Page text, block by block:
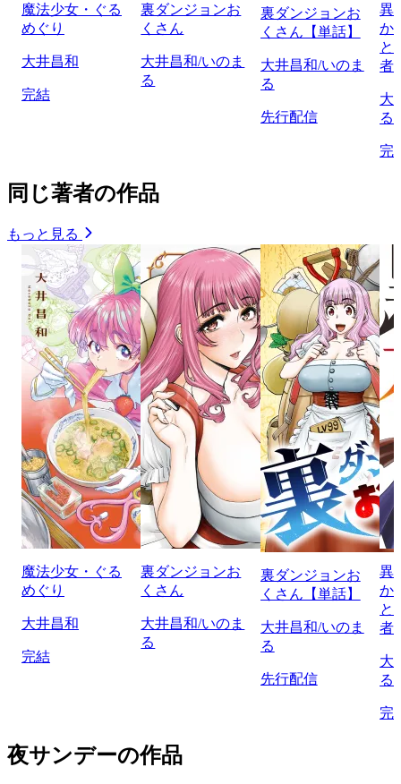
魔法少女・ぐる
めぐり
大井昌和
完結
裏ダンジョンお
くさん
大井昌和/いのま
る
裏ダンジョンお
くさん【単話】
大井昌和/いのま
る
先行配信
異
か
と
者
大
る
完
同じ著者の作品
もっと見る
魔法少女・ぐる
めぐり
大井昌和
完結
裏ダンジョンお
くさん
大井昌和/いのま
る
裏ダンジョンお
くさん【単話】
大井昌和/いのま
る
先行配信
異
か
と
者
大
る
完
夜サンデーの作品